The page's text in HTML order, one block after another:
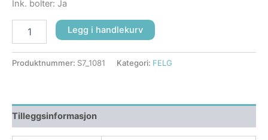
Ink. bolter: Ja
Legg i handlekurv
Produktnummer: S7_1081 Kategori: FELG
Tilleggsinformasjon